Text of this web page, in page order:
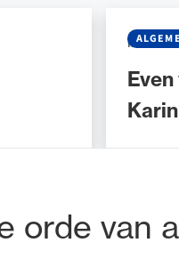
NIEUWS•
orde van